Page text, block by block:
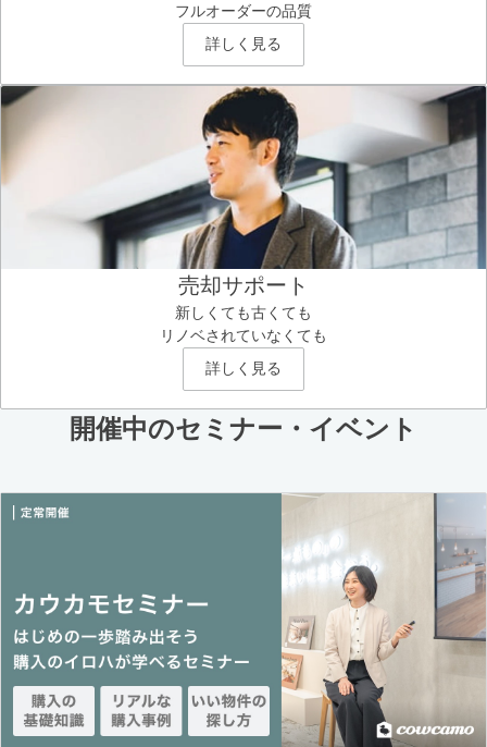
フルオーダーの品質
詳しく見る
売却サポート
新しくても古くても
リノベされていなくても
詳しく見る
開催中のセミナー・イベント